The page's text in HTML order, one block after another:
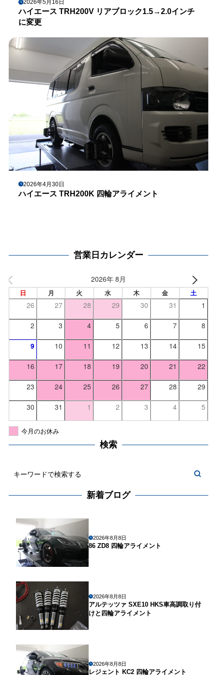
2026年5月16日
ハイエース TRH200V リアブロック1.5→2.0インチ
に変更
2026年4月30日
ハイエース TRH200K 四輪アライメント
営業日カレンダー
2026年 8月
日 月 火 水 木 金 土
26 27 28 29 30 31 1
2 3 4 5 6 7 8
9 10 11 12 13 14 15
16 17 18 19 20 21 22
23 24 25 26 27 28 29
30 31 1 2 3 4 5
今月のお休み
検索
新着ブログ
2026年8月8日
86 ZD8 四輪アライメント
2026年8月8日
アルテッツァ SXE10 HKS車高調取り付
けと四輪アライメント
2026年8月8日
レジェント KC2 四輪アライメント